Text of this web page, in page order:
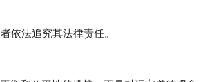
法追究其法律责任。